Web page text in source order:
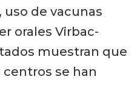
uso de vacunas
orales Virbac-
muestran que
centros se han